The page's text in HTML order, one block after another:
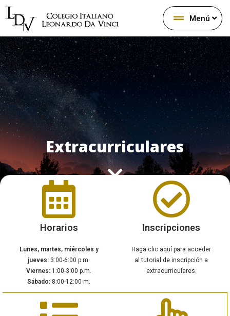
Menú
Extracurriculares
Horarios
Lunes, martes, miércoles y
jueves: 3:00-6:00 p.m.
Viernes: 1:00-3:00 p.m.
Sábado: 8:00-12:00 m.
Inscripciones
Haga clic aquí para acceder
al tutorial de inscripción a
extracurriculares.